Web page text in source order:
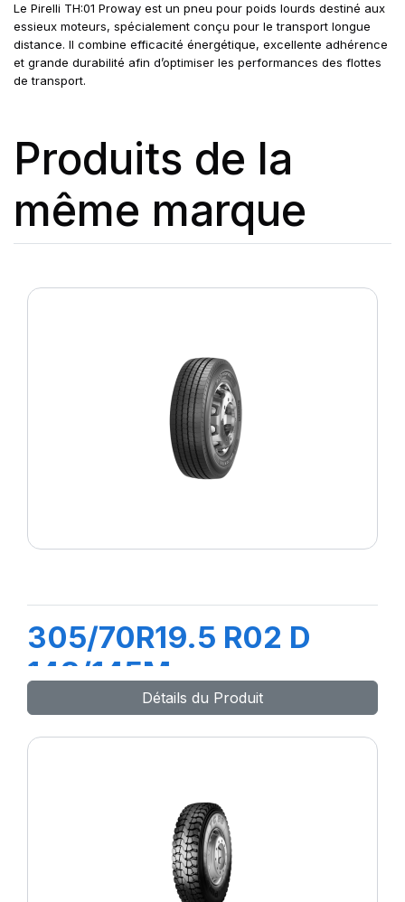
Le Pirelli TH:01 Proway est un pneu pour poids lourds destiné aux
essieux moteurs, spécialement conçu pour le transport longue
distance. Il combine efficacité énergétique, excellente adhérence
et grande durabilité afin d’optimiser les performances des flottes
de transport.
Produits de la
même marque
305/70R19.5 R02 D
148/145M
Détails du Produit